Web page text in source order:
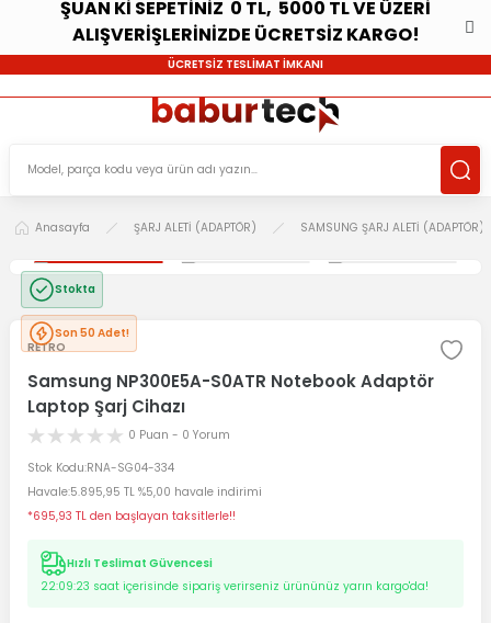
ŞUAN Kİ SEPETİNİZ 0 TL, 5000 TL VE ÜZERİ
ALIŞVERİŞLERİNİZDE ÜCRETSİZ KARGO!
ÜCRETSİZ TESLİMAT İMKANI
Anasayfa ŞARJ ALETİ (ADAPTÖR) SAMSUNG ŞARJ ALETİ (ADAPTÖR)
Stokta
Son 50 Adet!
RETRO
Samsung NP300E5A-S0ATR Notebook Adaptör
Laptop Şarj Cihazı
0 Puan - 0 Yorum
Stok Kodu RNA-SG04-334
Havale 5.895,95 TL %5,00 havale indirimi
*695,93 TL den başlayan taksitlerle!!
Hızlı Teslimat Güvencesi
22:09:23 saat içerisinde sipariş verirseniz ürününüz yarın kargo'da!